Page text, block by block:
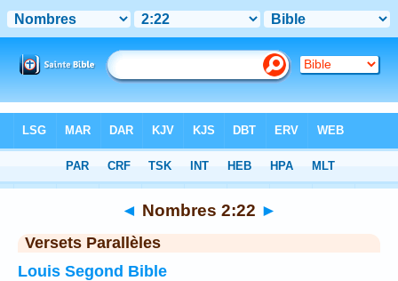
Chapitre 2 > Verset 22
◄ Nombres 2:22 ►
Versets Parallèles
Louis Segond Bible